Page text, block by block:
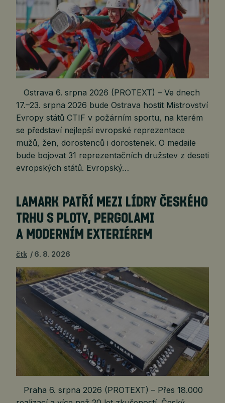
Ostrava 6. srpna 2026 (PROTEXT) – Ve dnech
17.–23. srpna 2026 bude Ostrava hostit Mistrovství
Evropy států CTIF v požárním sportu, na kterém
se představí nejlepší evropské reprezentace
mužů, žen, dorostenců i dorostenek. O medaile
bude bojovat 31 reprezentačních družstev z deseti
evropských států. Evropský…
LAMARK PATŘÍ MEZI LÍDRY ČESKÉHO
TRHU S PLOTY, PERGOLAMI
A MODERNÍM EXTERIÉREM
čtk 6. 8. 2026
Praha 6. srpna 2026 (PROTEXT) – Přes 18.000